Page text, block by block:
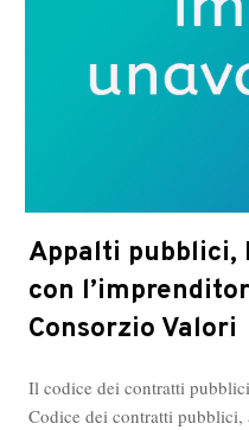
Appalti pubblici,
con
Consorzio Valori
Il codice dei contratti
Codice dei contratti